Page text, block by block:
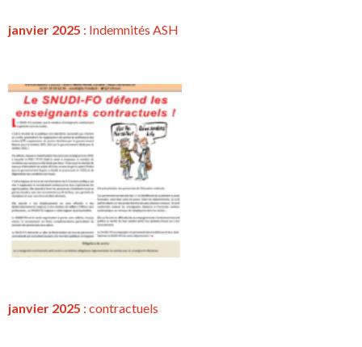
janvier 2025 : Indemnités ASH
janvier 2025 : contractuels